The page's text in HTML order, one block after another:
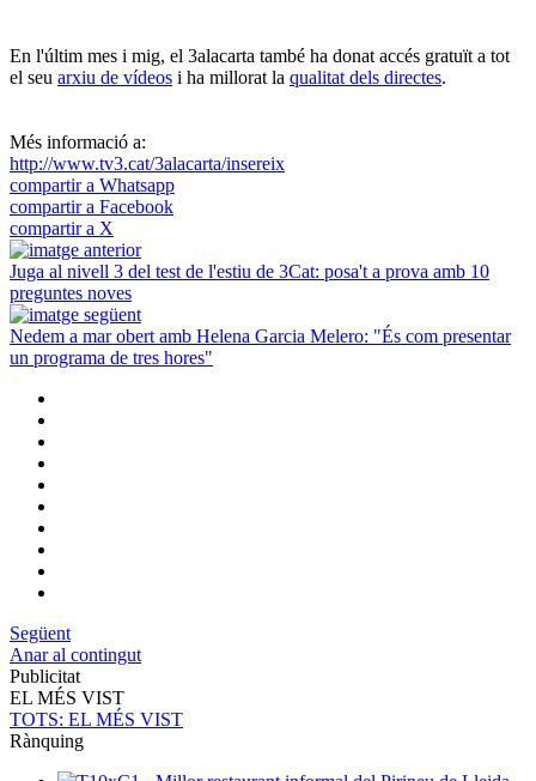
En l'últim mes i mig, el 3alacarta també ha donat accés gratuït a tot
el seu arxiu de vídeos i ha millorat la qualitat dels directes.
Més informació a:
http://www.tv3.cat/3alacarta/insereix
compartir a Whatsapp
compartir a Facebook
compartir a X
Juga al nivell 3 del test de l'estiu de 3Cat: posa't a prova amb 10
preguntes noves
Nedem a mar obert amb Helena Garcia Melero: "És com presentar
un programa de tres hores"
Següent
Anar al contingut
Publicitat
EL MÉS VIST
TOTS: EL MÉS VIST
Rànquing